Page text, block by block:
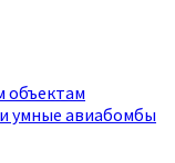
объектам
умные авиабомбы